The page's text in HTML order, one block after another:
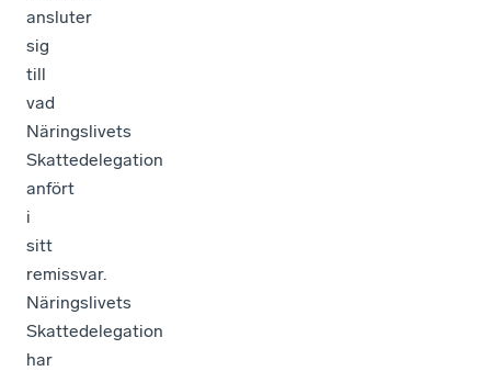
ansluter
sig
till
vad
Näringslivets
Skattedelegation
anfört
i
sitt
remissvar.
Näringslivets
Skattedelegation
har